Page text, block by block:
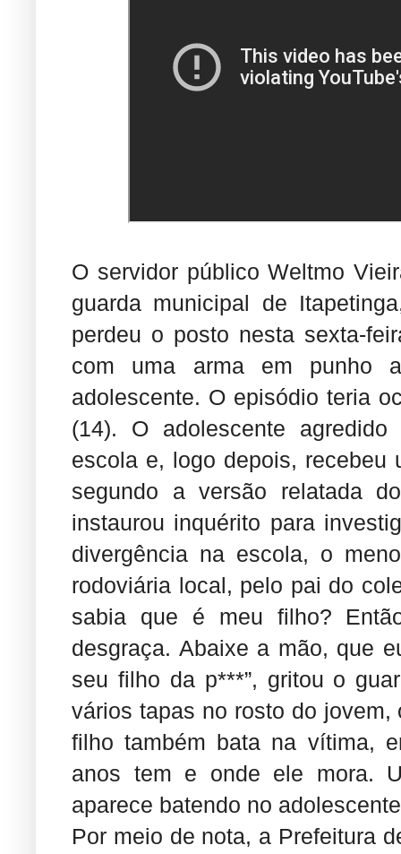
O servidor público Weltmo
guarda municipal de
perdeu o posto nesta sexta-
com uma arma em punho
adolescente. O episódio teria
(14). O adolescente
escola e, logo depois, recebeu
segundo a versão relatada
instaurou inquérito para
divergência na escola, o
rodoviária local, pelo pai do
sabia que é meu filho?
desgraça. Abaixe a mão, que
seu filho da p***”, gritou o
vários tapas no rosto do
filho também bata na vítima,
anos tem e onde ele mora.
aparece batendo no
Por meio de nota, a Prefeitura